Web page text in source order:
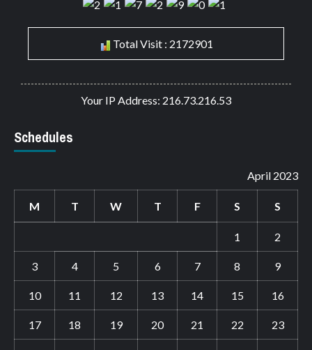
Total Visit : 2172901
Your IP Address: 216.73.216.53
Schedules
April 2023
M T W T F S S
1 2
3 4 5 6 7 8 9
10 11 12 13 14 15 16
17 18 19 20 21 22 23